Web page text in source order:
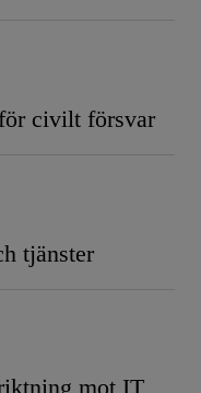
civilt försvar
tjänster